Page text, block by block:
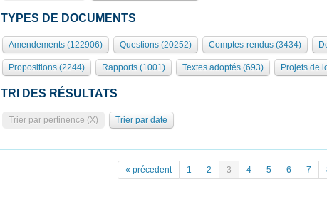
TYPES DE DOCUMENTS
Amendements (122906) Questions (20252) Comptes-rendus (3434)
Propositions (2244) Rapports (1001) Textes adoptés (693) Projets de
TRI DES RÉSULTATS
Trier par pertinence (X) Trier par date
« précedent 1 2 3 4 5 6 7